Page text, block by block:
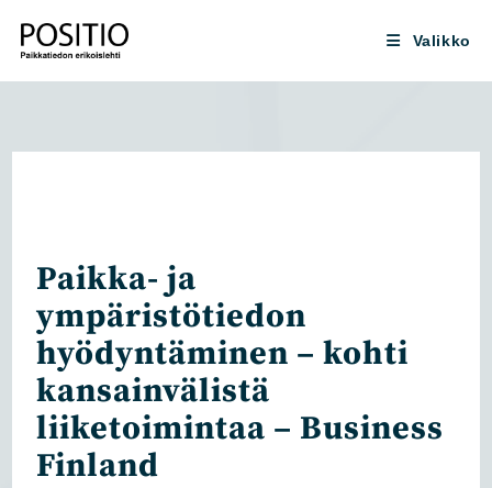
suoraan
sisältöön
Valikko
Paikka- ja
ympäristötiedon
hyödyntäminen – kohti
kansainvälistä
liiketoimintaa – Business
Finland